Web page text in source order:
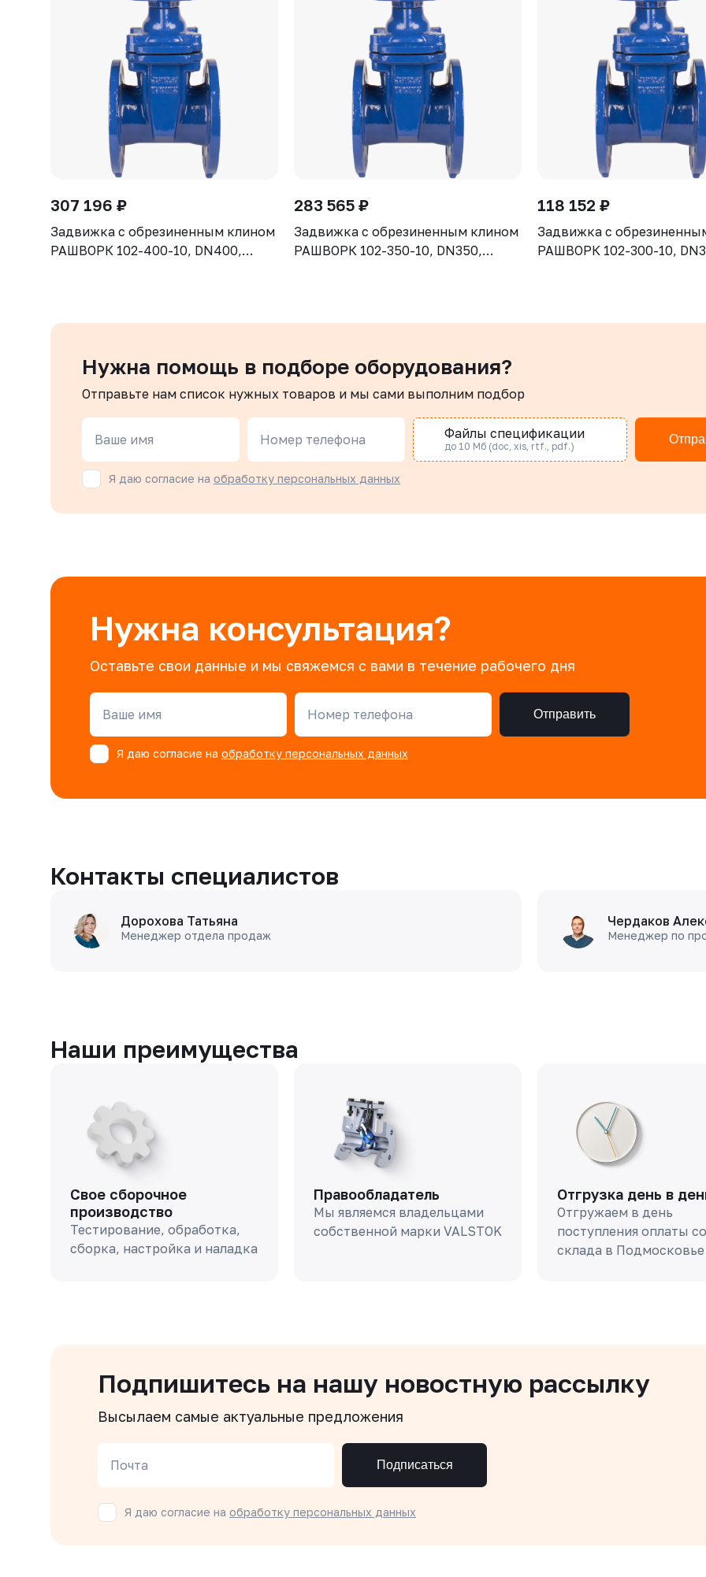
307 196 ₽
Задвижка с обрезиненным клином
РАШВОРК 102-400-10, DN400,
283 565 ₽
Задвижка с обрезиненным клином
РАШВОРК 102-350-10, DN350,
118 152 ₽
Задвижка с
РАШВОРК 102-300-10,
Нужна помощь в подборе оборудования?
Отправьте нам список нужных товаров и мы сами выполним подбор
Ваше имя Номер телефона Файлы спецификации
до 10 Мб (doc, xis, rtf., pdf.)
Я даю согласие на обработку персональных данных
Нужна консультация?
Оставьте свои данные и мы свяжемся с вами в течение рабочего дня
Ваше имя Номер телефона Отправить
Я даю согласие на обработку персональных данных
Контакты специалистов
Дорохова Татьяна
Менеджер отдела продаж
Чердаков
Менеджер по
Наши преимущества
Свое сборочное
производство
Тестирование, обработка,
сборка, настройка и наладка
Правообладатель
Мы являемся владельцами
собственной марки VALSTOK
Отгрузка день в
Отгружаем в день
поступления оплаты со
склада в Подмосковье
Подпишитесь на нашу новостную рассылку
Высылаем самые актуальные предложения
Почта Подписаться
Я даю согласие на обработку персональных данных